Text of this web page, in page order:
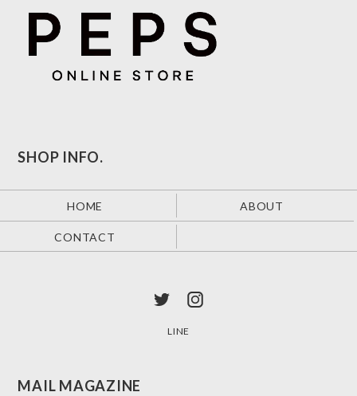
SHOP INFO.
HOME ABOUT
CONTACT
LINE
MAIL MAGAZINE